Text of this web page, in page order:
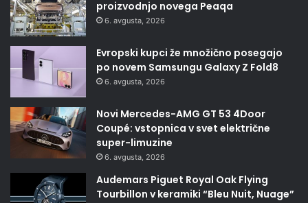
proizvodnjo novega Peaqa
6. avgusta, 2026
Evropski kupci že množično posegajo
po novem Samsungu Galaxy Z Fold8
6. avgusta, 2026
Novi Mercedes-AMG GT 53 4Door
Coupé: vstopnica v svet električne
super-limuzine
6. avgusta, 2026
Audemars Piguet Royal Oak Flying
Tourbillon v keramiki “Bleu Nuit, Nuage”